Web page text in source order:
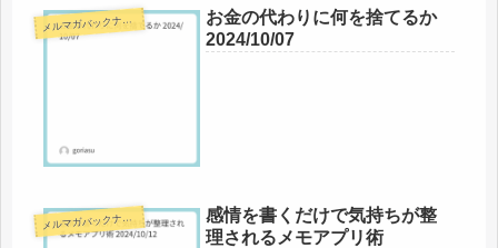
メ
ルマガバックナンバー
お金の代わりに何を捨てるか
2024/10/07
メ
ルマガバックナンバー
感情を書くだけで気持ちが整
理されるメモアプリ術